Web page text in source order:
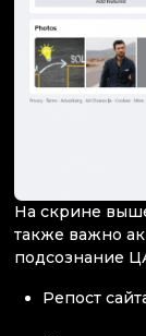
На скрине
также важно
подсознание
Репост